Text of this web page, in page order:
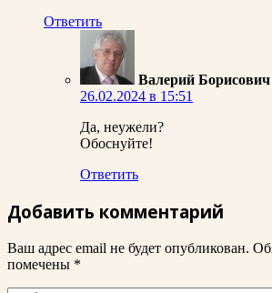
Ответить
Валерий Борисович
26.02.2024 в 15:51
Да, неужели?
Обоснуйте!
Ответить
Добавить комментарий
Ваш адрес email не будет опубликован.
помечены *